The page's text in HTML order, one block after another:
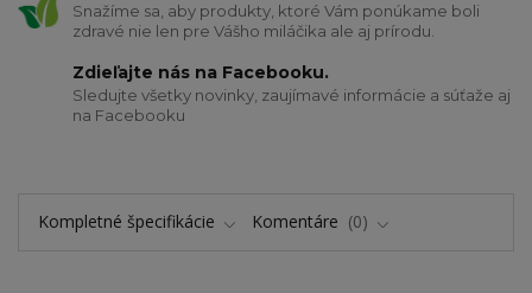
Snažíme sa, aby produkty, ktoré Vám ponúkame boli
zdravé nie len pre Vášho miláčika ale aj prírodu.
Zdieľajte nás na Facebooku.
Sledujte všetky novinky, zaujímavé informácie a súťaže aj
na Facebooku
Kompletné špecifikácie Komentáre 0